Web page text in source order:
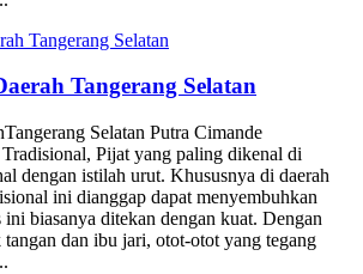
Tangerang Selatan
Selatan Putra Cimande
Pijat yang paling dikenal di
dengan istilah urut. Khususnya di daerah
ini dianggap dapat menyembuhkan
biasanya ditekan dengan kuat. Dengan
tangan dan ibu jari, otot-otot yang tegang